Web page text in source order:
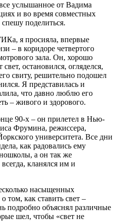
услышанное от Вадима
и во время совместных
поделиться.
я просияла, впервые
– в коридоре четвертого
зала. Он, хорошо
остановился, огляделся,
свиту, решительно подошел
Я представилась и
что давно люблю его
– живого и здорового.
90-х – он прилетел в Нью-
Фрумина, режиссера,
университета. Все дни
как радовались ему
а он так же
кланялся им и
насыщенных
том, как ставить свет –
подробно объяснял различные
шел, чтобы «свет не